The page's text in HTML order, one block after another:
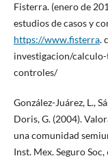
Fisterra. (enero de
estudios de casos y
https://www.fisterra.
investigacion/
controles/
González-Juárez, L.,
Doris, G. (2004).
una comunidad
Inst. Mex. Seguro